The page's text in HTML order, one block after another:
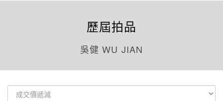
歷屆拍品
吳健 WU JIAN